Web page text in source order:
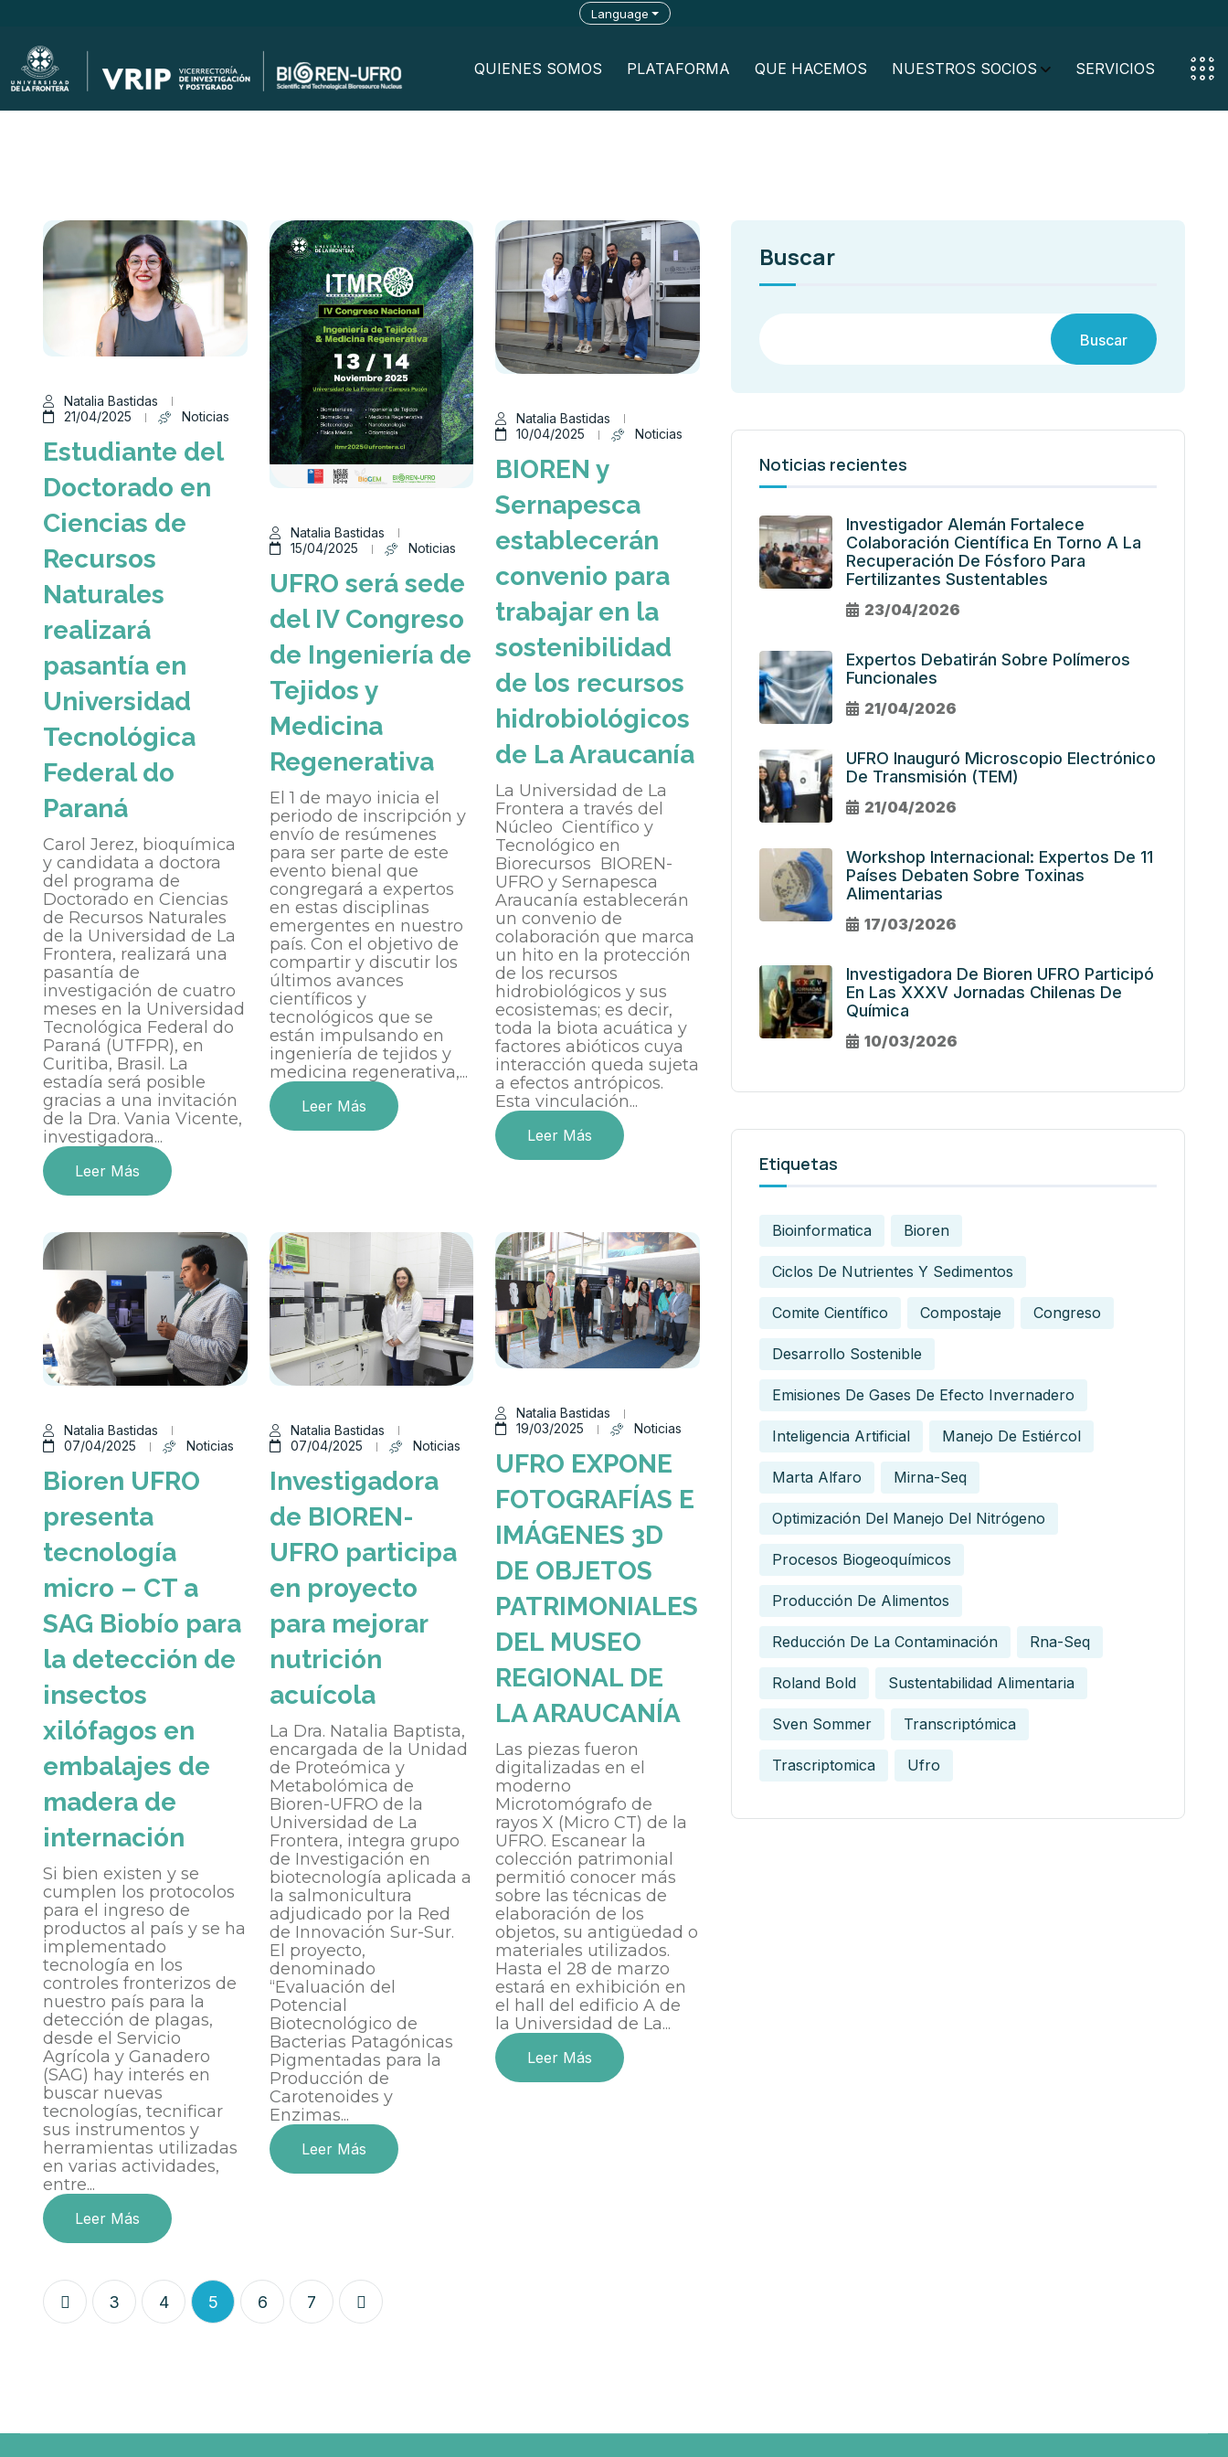
Language
QUIENES SOMOS PLATAFORMA QUE HACEMOS NUESTROS SOCIOS SERVICIOS
Natalia Bastidas
21/04/2025
Noticias
Estudiante del
Doctorado en
Ciencias de
Recursos
Naturales
realizará
pasantía en
Universidad
Tecnológica
Federal do
Paraná
Carol Jerez, bioquímica
y candidata a doctora
del programa de
Doctorado en Ciencias
de Recursos Naturales
de la Universidad de La
Frontera, realizará una
pasantía de
investigación de cuatro
meses en la Universidad
Tecnológica Federal do
Paraná (UTFPR), en
Curitiba, Brasil. La
estadía será posible
gracias a una invitación
de la Dra. Vania Vicente,
investigadora...
Leer Más
Natalia Bastidas
15/04/2025
Noticias
UFRO será sede
del IV Congreso
de Ingeniería de
Tejidos y
Medicina
Regenerativa
El 1 de mayo inicia el
periodo de inscripción y
envío de resúmenes
para ser parte de este
evento bienal que
congregará a expertos
en estas disciplinas
emergentes en nuestro
país. Con el objetivo de
compartir y discutir los
últimos avances
científicos y
tecnológicos que se
están impulsando en
ingeniería de tejidos y
medicina regenerativa,...
Leer Más
Natalia Bastidas
10/04/2025
Noticias
BIOREN y
Sernapesca
establecerán
convenio para
trabajar en la
sostenibilidad
de los recursos
hidrobiológicos
de La Araucanía
La Universidad de La
Frontera a través del
Núcleo Científico y
Tecnológico en
Biorecursos BIOREN-
UFRO y Sernapesca
Araucanía establecerán
un convenio de
colaboración que marca
un hito en la protección
de los recursos
hidrobiológicos y sus
ecosistemas; es decir,
toda la biota acuática y
factores abióticos cuya
interacción queda sujeta
a efectos antrópicos.
Esta vinculación...
Leer Más
Natalia Bastidas
07/04/2025
Noticias
Bioren UFRO
presenta
tecnología
micro – CT a
SAG Biobío para
la detección de
insectos
xilófagos en
embalajes de
madera de
internación
Si bien existen y se
cumplen los protocolos
para el ingreso de
productos al país y se ha
implementado
tecnología en los
controles fronterizos de
nuestro país para la
detección de plagas,
desde el Servicio
Agrícola y Ganadero
(SAG) hay interés en
buscar nuevas
tecnologías, tecnificar
sus instrumentos y
herramientas utilizadas
en varias actividades,
entre...
Leer Más
Natalia Bastidas
07/04/2025
Noticias
Investigadora
de BIOREN-
UFRO participa
en proyecto
para mejorar
nutrición
acuícola
La Dra. Natalia Baptista,
encargada de la Unidad
de Proteómica y
Metabolómica de
Bioren-UFRO de la
Universidad de La
Frontera, integra grupo
de Investigación en
biotecnología aplicada a
la salmonicultura
adjudicado por la Red
de Innovación Sur-Sur.
El proyecto,
denominado
“Evaluación del
Potencial
Biotecnológico de
Bacterias Patagónicas
Pigmentadas para la
Producción de
Carotenoides y
Enzimas...
Leer Más
Natalia Bastidas
19/03/2025
Noticias
UFRO EXPONE
FOTOGRAFÍAS E
IMÁGENES 3D
DE OBJETOS
PATRIMONIALES
DEL MUSEO
REGIONAL DE
LA ARAUCANÍA
Las piezas fueron
digitalizadas en el
moderno
Microtomógrafo de
rayos X (Micro CT) de la
UFRO. Escanear la
colección patrimonial
permitió conocer más
sobre las técnicas de
elaboración de los
objetos, su antigüedad o
materiales utilizados.
Hasta el 28 de marzo
estará en exhibición en
el hall del edificio A de
la Universidad de La...
Leer Más
3 4 5 6 7
Buscar
Buscar
Noticias recientes
Investigador Alemán Fortalece
Colaboración Científica En Torno A La
Recuperación De Fósforo Para
Fertilizantes Sustentables
23/04/2026
Expertos Debatirán Sobre Polímeros
Funcionales
21/04/2026
UFRO Inauguró Microscopio Electrónico
De Transmisión (TEM)
21/04/2026
Workshop Internacional: Expertos De 11
Países Debaten Sobre Toxinas
Alimentarias
17/03/2026
Investigadora De Bioren UFRO Participó
En Las XXXV Jornadas Chilenas De
Química
10/03/2026
Etiquetas
Bioinformatica Bioren
Ciclos De Nutrientes Y Sedimentos
Comite Científico Compostaje Congreso
Desarrollo Sostenible
Emisiones De Gases De Efecto Invernadero
Inteligencia Artificial Manejo De Estiércol
Marta Alfaro Mirna-Seq
Optimización Del Manejo Del Nitrógeno
Procesos Biogeoquímicos
Producción De Alimentos
Reducción De La Contaminación Rna-Seq
Roland Bold Sustentabilidad Alimentaria
Sven Sommer Transcriptómica
Trascriptomica Ufro